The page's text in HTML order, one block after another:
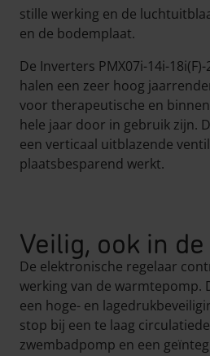
stille werking en de
en de bodemplaat.
De Inverters PMX07i-14i-18i(F)-
halen een zeer hoog
voor therapeutische en
hele jaar door in gebruik zijn.
een verticaal uitblazende
plaatsbesparend werkt.
Veilig, ook in
De elektronische regelaar
werking van de warmtepomp.
een hoge- en
stop bij een te laag
zwembadpomp en een